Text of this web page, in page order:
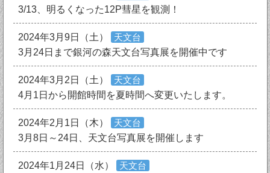
3/13、明るくなった12P彗星を観測！
2024年3月9日（土）
天文台
3月24日まで銀河の森天文台写真展を開催中です
2024年3月2日（土）
天文台
4月1日から開館時間を夏時間へ変更いたします。
2024年2月1日（木）
天文台
3月8日～24日、天文台写真展を開催します
2024年1月24日（水）
天文台